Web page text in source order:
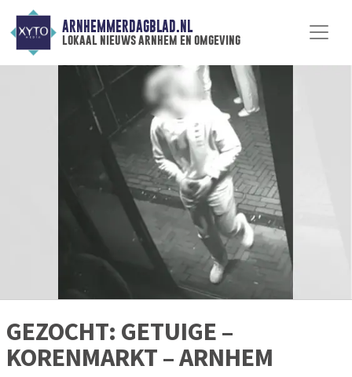
ARNHEMMERDAGBLAD.NL
lokaal nieuws arnhem en omgeving
GEZOCHT: GETUIGE –
KORENMARKT – ARNHEM